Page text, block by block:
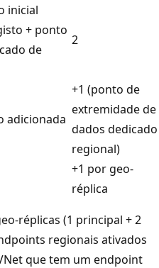
inicial
+ ponto
de
2
adicionada
+1 (ponto de
extremidade de
dados dedicado
regional)
+1 por geo-
réplica
réplicas (1 principal + 2
regionais ativados
que tem um endpoint